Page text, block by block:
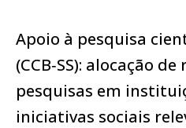
Apoio à pesquisa
(CCB‑SS): alocação
pesquisas em
iniciativas sociais